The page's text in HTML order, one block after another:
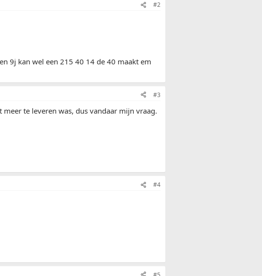
#2
9j kan wel een 215 40 14 de 40 maakt em
#3
te leveren was, dus vandaar mijn vraag.
#4